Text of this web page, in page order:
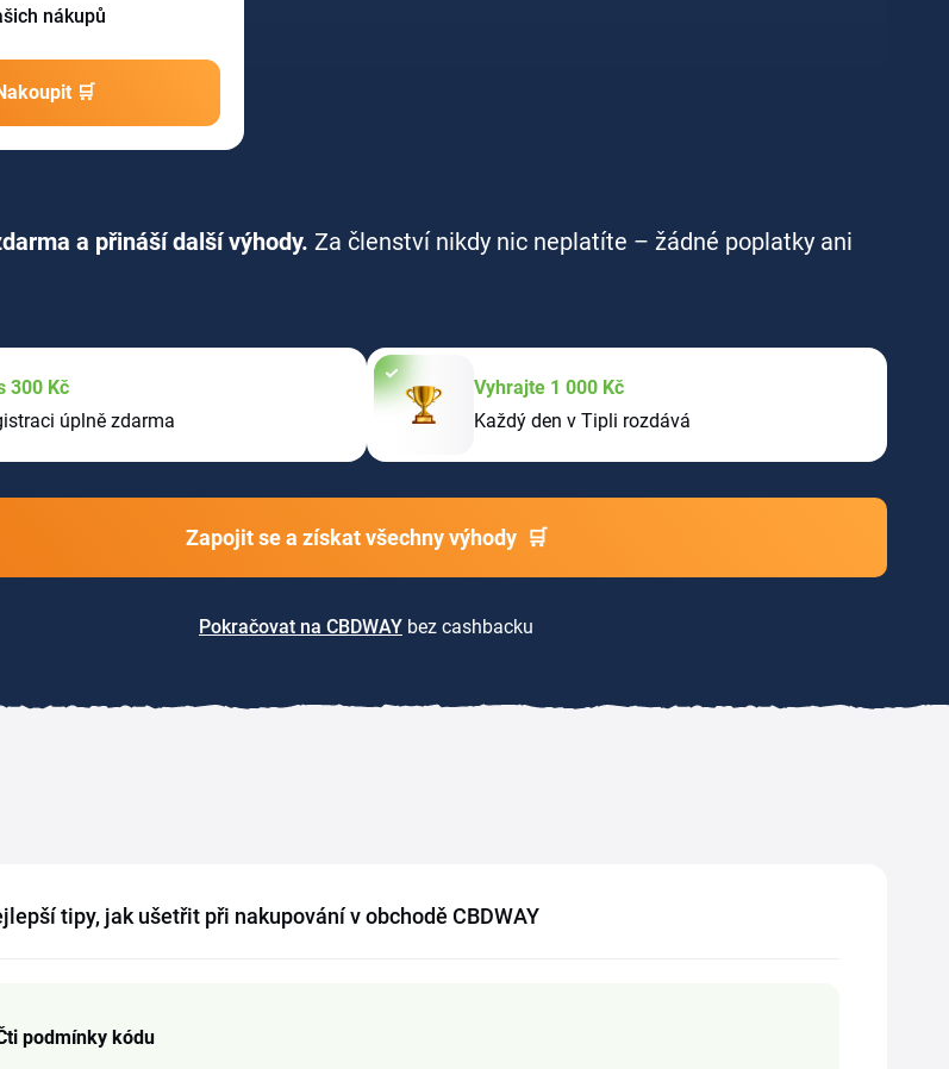
nákupů
🛒
a přináší další výhody. Za členství nikdy nic neplatíte – žádné poplatky ani
300 Kč
úplně zdarma
Vyhrajte 1 000 Kč
Každý den v Tipli rozdává
Zapojit se a získat všechny výhody 🛒
Pokračovat na CBDWAY bez cashbacku
tipy, jak ušetřit při nakupování v obchodě CBDWAY
podmínky kódu